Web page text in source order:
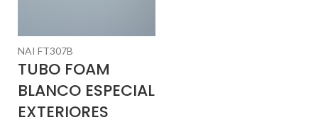
NAI FT307B
TUBO FOAM
BLANCO ESPECIAL
EXTERIORES